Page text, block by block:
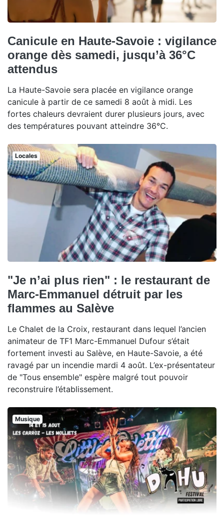
Canicule en Haute-Savoie : vigilance
orange dès samedi, jusqu’à 36°C
attendus
La Haute-Savoie sera placée en vigilance orange
canicule à partir de ce samedi 8 août à midi. Les
fortes chaleurs devraient durer plusieurs jours, avec
des températures pouvant atteindre 36°C.
Locales
"Je n’ai plus rien" : le restaurant de
Marc-Emmanuel détruit par les
flammes au Salève
Le Chalet de la Croix, restaurant dans lequel l’ancien
animateur de TF1 Marc-Emmanuel Dufour s’était
fortement investi au Salève, en Haute-Savoie, a été
ravagé par un incendie mardi 4 août. L’ex-présentateur
de "Tous ensemble" espère malgré tout pouvoir
reconstruire l’établissement.
Musique